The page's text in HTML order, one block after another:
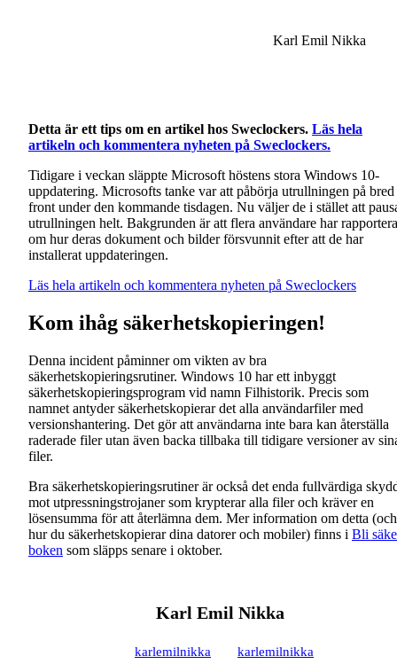
Karl Emil Nikka
Detta är ett tips om en artikel hos Sweclockers. Läs hela
artikeln och kommentera nyheten på Sweclockers.
Tidigare i veckan släppte Microsoft höstens stora Windows 10-
uppdatering. Microsofts tanke var att påbörja utrullningen på bred
front under den kommande tisdagen. Nu väljer de i stället att
utrullningen helt. Bakgrunden är att flera användare har
om hur deras dokument och bilder försvunnit efter att de har
installerat uppdateringen.
Läs hela artikeln och kommentera nyheten på Sweclockers
Kom ihåg säkerhetskopieringen!
Denna incident påminner om vikten av bra
säkerhetskopieringsrutiner. Windows 10 har ett inbyggt
säkerhetskopieringsprogram vid namn Filhistorik. Precis som
namnet antyder säkerhetskopierar det alla användarfiler med
versionshantering. Det gör att användarna inte bara kan återställa
raderade filer utan även backa tillbaka till tidigare versioner av
filer.
Bra säkerhetskopieringsrutiner är också det enda fullvärdiga
mot utpressningstrojaner som krypterar alla filer och kräver en
lösensumma för att återlämna dem. Mer information om detta (och
hur du säkerhetskopierar dina datorer och mobiler) finns i Bli
boken som släpps senare i oktober.
Karl Emil Nikka
karlemilnikka
karlemilnikka